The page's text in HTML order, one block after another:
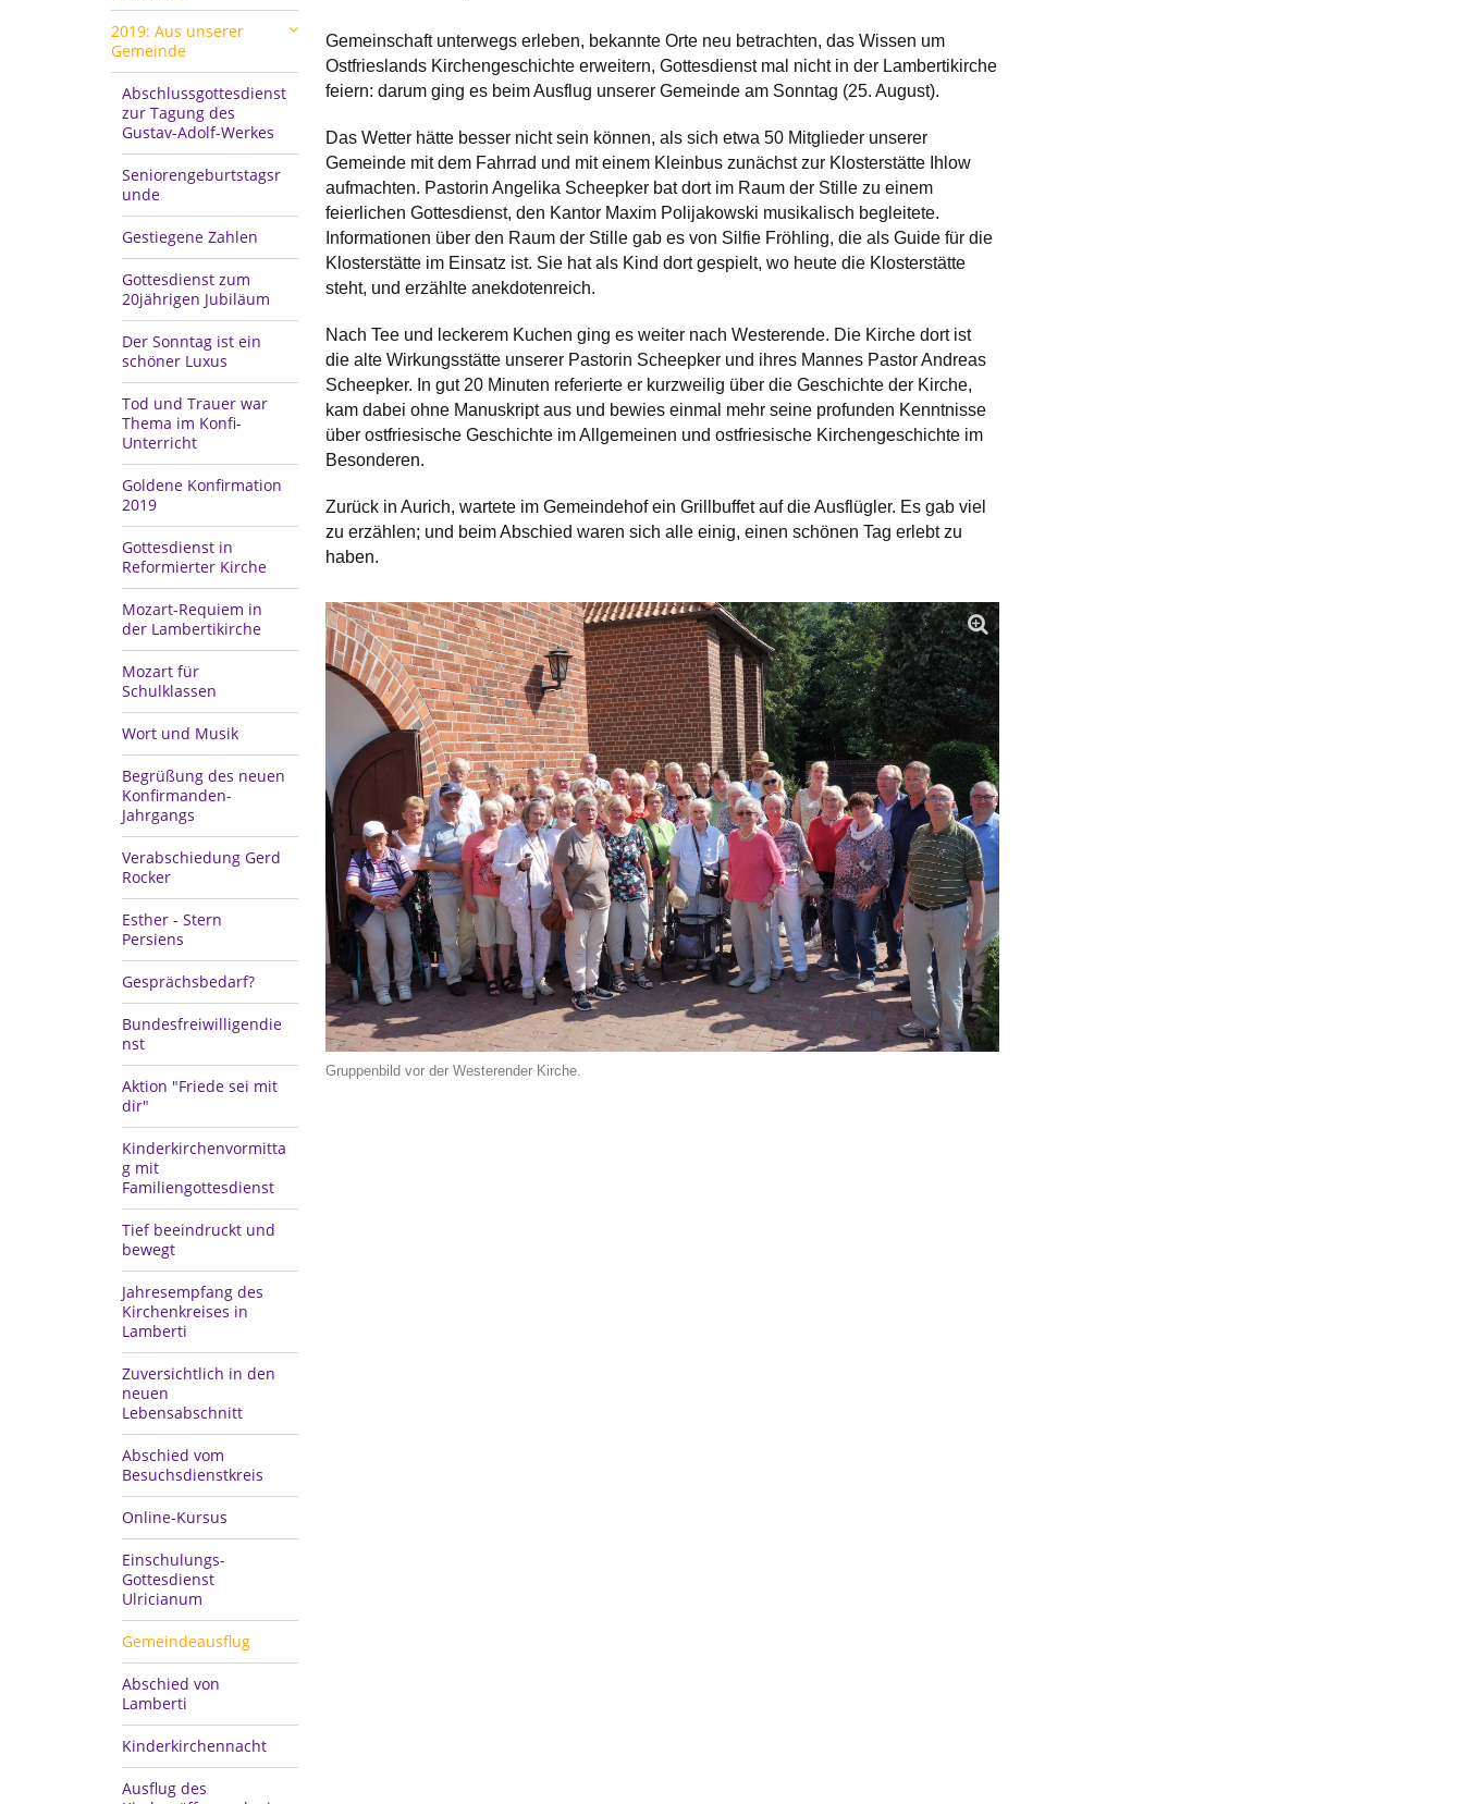
2019: Aus unserer
Gemeinde
Abschlussgottesdienst
zur Tagung des
Gustav-Adolf-Werkes
Seniorengeburtstagsr
unde
Gestiegene Zahlen
Gottesdienst zum
20jährigen Jubiläum
Der Sonntag ist ein
schöner Luxus
Tod und Trauer war
Thema im Konfi-
Unterricht
Goldene Konfirmation
2019
Gottesdienst in
Reformierter Kirche
Mozart-Requiem in
der Lambertikirche
Mozart für
Schulklassen
Wort und Musik
Begrüßung des neuen
Konfirmanden-
Jahrgangs
Verabschiedung Gerd
Rocker
Esther - Stern
Persiens
Gesprächsbedarf?
Bundesfreiwilligendie
nst
Aktion "Friede sei mit
dir"
Kinderkirchenvormitta
g mit
Familiengottesdienst
Tief beeindruckt und
bewegt
Jahresempfang des
Kirchenkreises in
Lamberti
Zuversichtlich in den
neuen
Lebensabschnitt
Abschied vom
Besuchsdienstkreis
Online-Kursus
Einschulungs-
Gottesdienst
Ulricianum
Gemeindeausflug
Abschied von
Lamberti
Kinderkirchennacht
Ausflug des
Gemeinschaft unterwegs erleben, bekannte Orte neu betrachten, das Wissen um
Ostfrieslands Kirchengeschichte erweitern, Gottesdienst mal nicht in der Lambertikirche
feiern: darum ging es beim Ausflug unserer Gemeinde am Sonntag (25. August).
Das Wetter hätte besser nicht sein können, als sich etwa 50 Mitglieder unserer
Gemeinde mit dem Fahrrad und mit einem Kleinbus zunächst zur Klosterstätte Ihlow
aufmachten. Pastorin Angelika Scheepker bat dort im Raum der Stille zu einem
feierlichen Gottesdienst, den Kantor Maxim Polijakowski musikalisch begleitete.
Informationen über den Raum der Stille gab es von Silfie Fröhling, die als Guide für die
Klosterstätte im Einsatz ist. Sie hat als Kind dort gespielt, wo heute die Klosterstätte
steht, und erzählte anekdotenreich.
Nach Tee und leckerem Kuchen ging es weiter nach Westerende. Die Kirche dort ist
die alte Wirkungsstätte unserer Pastorin Scheepker und ihres Mannes Pastor Andreas
Scheepker. In gut 20 Minuten referierte er kurzweilig über die Geschichte der Kirche,
kam dabei ohne Manuskript aus und bewies einmal mehr seine profunden Kenntnisse
über ostfriesische Geschichte im Allgemeinen und ostfriesische Kirchengeschichte im
Besonderen.
Zurück in Aurich, wartete im Gemeindehof ein Grillbuffet auf die Ausflügler. Es gab viel
zu erzählen; und beim Abschied waren sich alle einig, einen schönen Tag erlebt zu
haben.
Gruppenbild vor der Westerender Kirche.